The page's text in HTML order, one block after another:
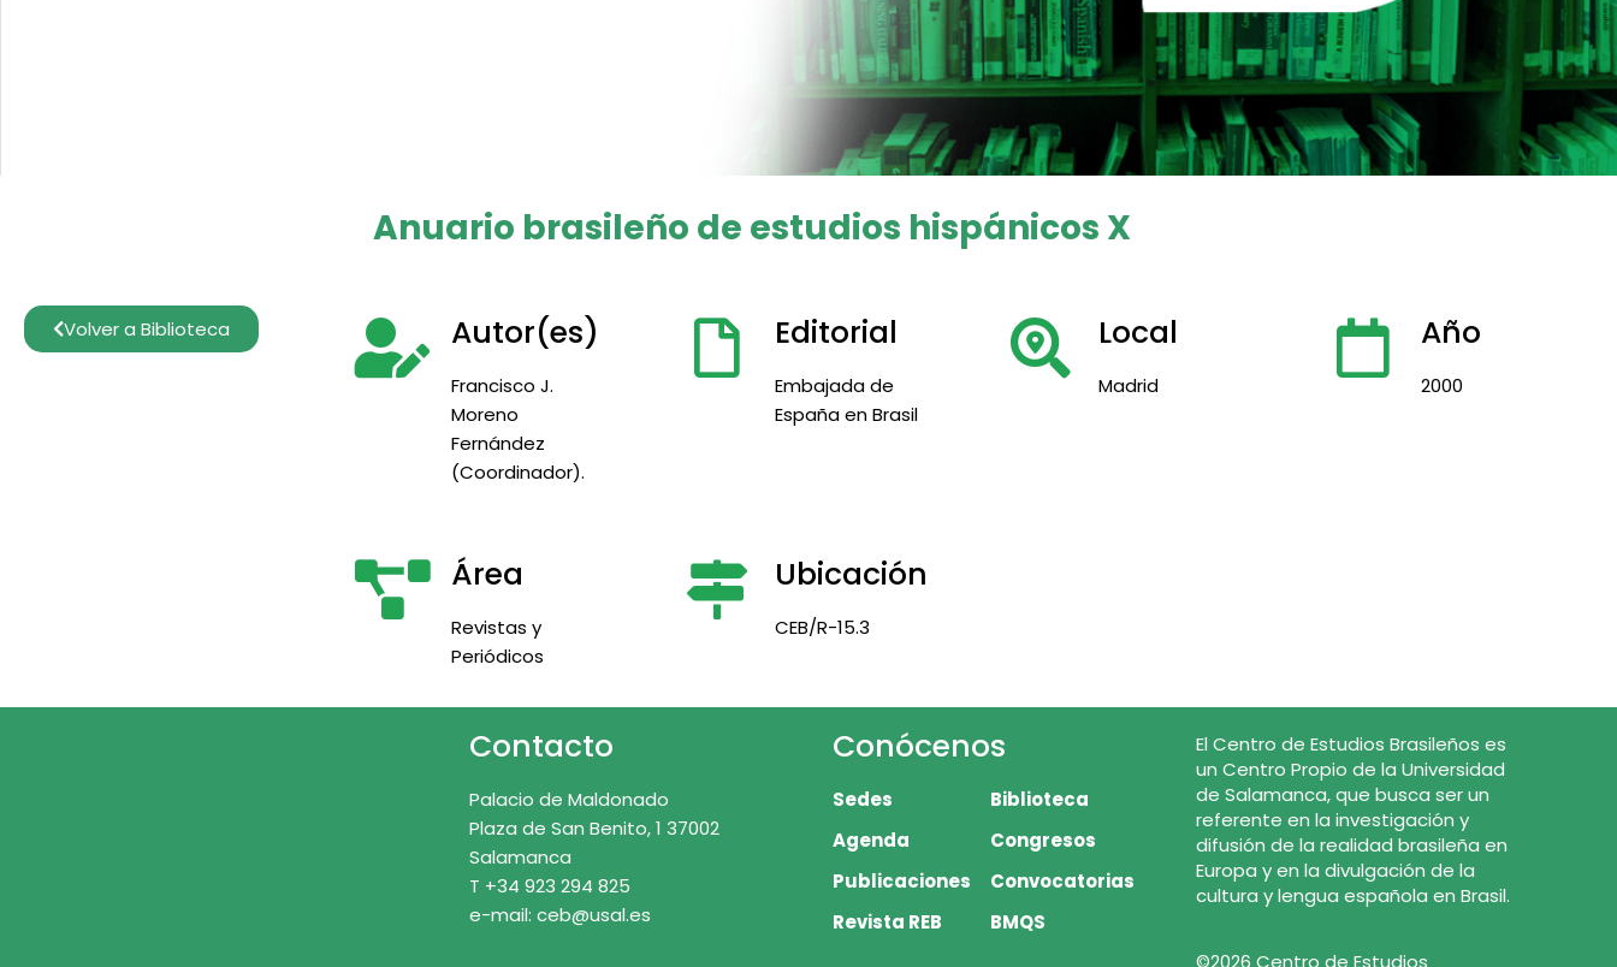
Anuario brasileño de estudios hispánicos X
Volver a Biblioteca Autor(es)
Francisco J.
Moreno
Fernández
(Coordinador).
Editorial
Embajada de
España en Brasil
Local
Madrid
Año
2000
Área
Revistas y
Periódicos
Ubicación
CEB/R-15.3
Contacto
Palacio de Maldonado
Plaza de San Benito, 1 37002
Salamanca
T +34 923 294 825
e-mail: ceb@usal.es
Conócenos
Sedes
Agenda
Publicaciones
Revista REB
Biblioteca
Congresos
Convocatorias
BMQS
El Centro de Estudios Brasileños es
un Centro Propio de la Universidad
de Salamanca, que busca ser un
referente en la investigación y
difusión de la realidad brasileña en
Europa y en la divulgación de la
cultura y lengua española en Brasil.
©2026 Centro de Estudios